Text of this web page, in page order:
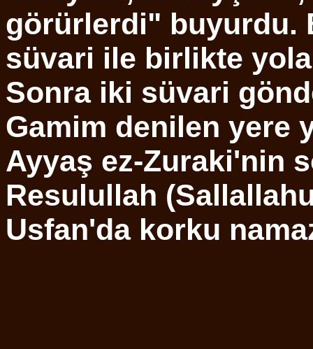
görürlerdi" buyurdu.
süvari ile birlikte yola
Sonra iki süvari
Gamim denilen yere
Ayyaş ez-Zuraki'nin
Resulullah
Usfan'da korku